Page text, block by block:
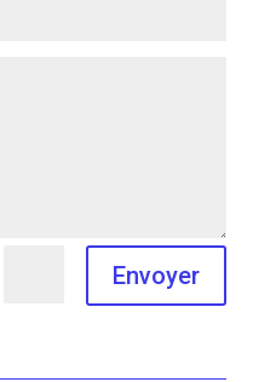
Envoyer